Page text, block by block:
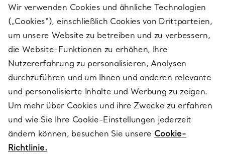
SERVICES
ÜBER TIFFANY & CO.
RECHTLICHE HINWEISE
FOLGEN SIE UNS
Wir verwenden Cookies und ähnliche Technologien
(„Cookies“), einschließlich Cookies von Drittparteien,
um unsere Website zu betreiben und zu verbessern,
die Website-Funktionen zu erhöhen, Ihre
Nutzererfahrung zu personalisieren, Analysen
durchzuführen und um Ihnen und anderen relevante
und personalisierte Inhalte und Werbung zu zeigen.
Um mehr über Cookies und ihre Zwecke zu erfahren
und wie Sie Ihre Cookie-Einstellungen jederzeit
ändern können, besuchen Sie unsere Cookie-
Richtlinie.